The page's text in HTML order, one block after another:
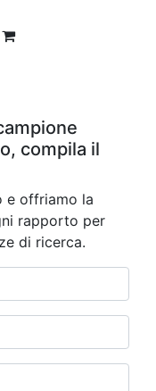
compila il
e offriamo la
rapporto per
di ricerca.